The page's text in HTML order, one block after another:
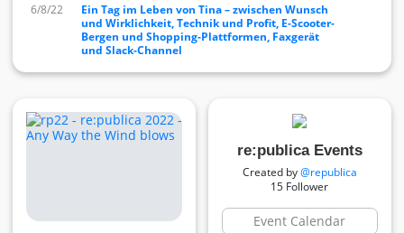
6/8/22
Ein Tag im Leben von Tina – zwischen Wunsch
und Wirklichkeit, Technik und Profit, E-Scooter-
Bergen und Shopping-Plattformen, Faxgerät
und Slack-Channel
re:publica Events
Created by@republica
15 Follower
Event Calendar